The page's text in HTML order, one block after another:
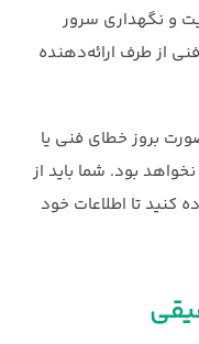
و نگهداری سرور
از طرف ارائه‌دهنده
بروز خطای فنی یا
بود. شما باید از
تا اطلاعات خود